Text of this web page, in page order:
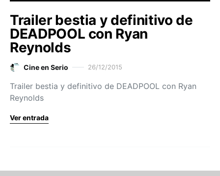
Trailer bestia y definitivo de
DEADPOOL con Ryan
Reynolds
Cine en Serio 26/12/2015
Trailer bestia y definitivo de DEADPOOL con Ryan
Reynolds
Ver entrada